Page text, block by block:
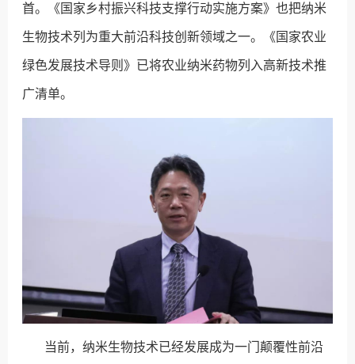
首。《国家乡村振兴科技支撑行动实施方案》也把纳米
生物技术列为重大前沿科技创新领域之一。《国家农业
绿色发展技术导则》已将农业纳米药物列入高新技术推
广清单。
当前，纳米生物技术已经发展成为一门颠覆性前沿